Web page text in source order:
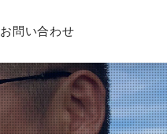
お問い合わせ